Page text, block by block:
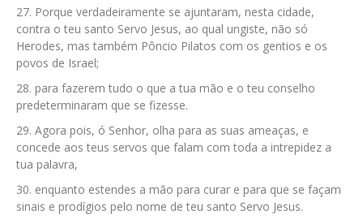
Porque verdadeiramente se ajuntaram, nesta cidade,
contra o teu santo Servo Jesus, ao qual ungiste, não só
Herodes, mas também Pôncio Pilatos com os gentios e os
povos de Israel;
para fazerem tudo o que a tua mão e o teu conselho
predeterminaram que se fizesse.
Agora pois, ó Senhor, olha para as suas ameaças, e
concede aos teus servos que falam com toda a intrepidez a
tua palavra,
enquanto estendes a mão para curar e para que se façam
sinais e prodígios pelo nome de teu santo Servo Jesus.